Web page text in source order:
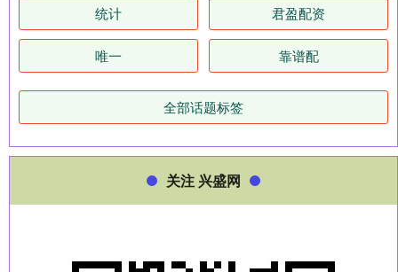
统计 君盈配资
唯一 靠谱配
全部话题标签
关注 兴盛网